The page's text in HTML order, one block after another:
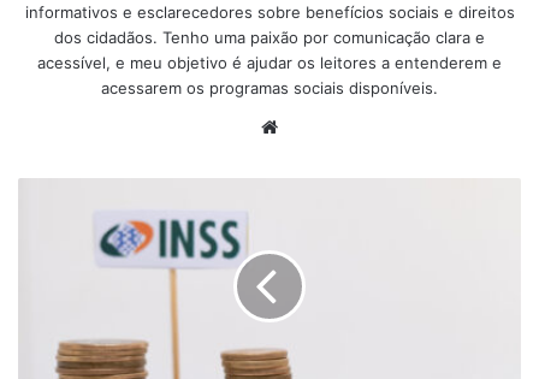
informativos e esclarecedores sobre benefícios sociais e direitos
dos cidadãos. Tenho uma paixão por comunicação clara e
acessível, e meu objetivo é ajudar os leitores a entenderem e
acessarem os programas sociais disponíveis.
APOSENTADORIA
FACILITADA